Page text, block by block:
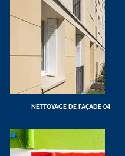
NETTOYAGE DE FAÇADE 04